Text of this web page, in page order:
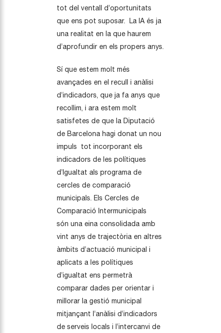
tot del ventall d’oportunitats
que ens pot suposar. La IA és ja
una realitat en la que haurem
d’aprofundir en els propers anys.
Sí que estem molt més
avançades en el recull i anàlisi
d’indicadors, que ja fa anys que
recollim, i ara estem molt
satisfetes de que la Diputació
de Barcelona hagi donat un nou
impuls tot incorporant els
indicadors de les polítiques
d’Igualtat als programa de
cercles de comparació
municipals. Els Cercles de
Comparació Intermunicipals
són una eina consolidada amb
vint anys de trajectòria en altres
àmbits d’actuació municipal i
aplicats a les polítiques
d’igualtat ens permetrà
comparar dades per orientar i
millorar la gestió municipal
mitjançant l’anàlisi d’indicadors
de serveis locals i l’intercanvi de